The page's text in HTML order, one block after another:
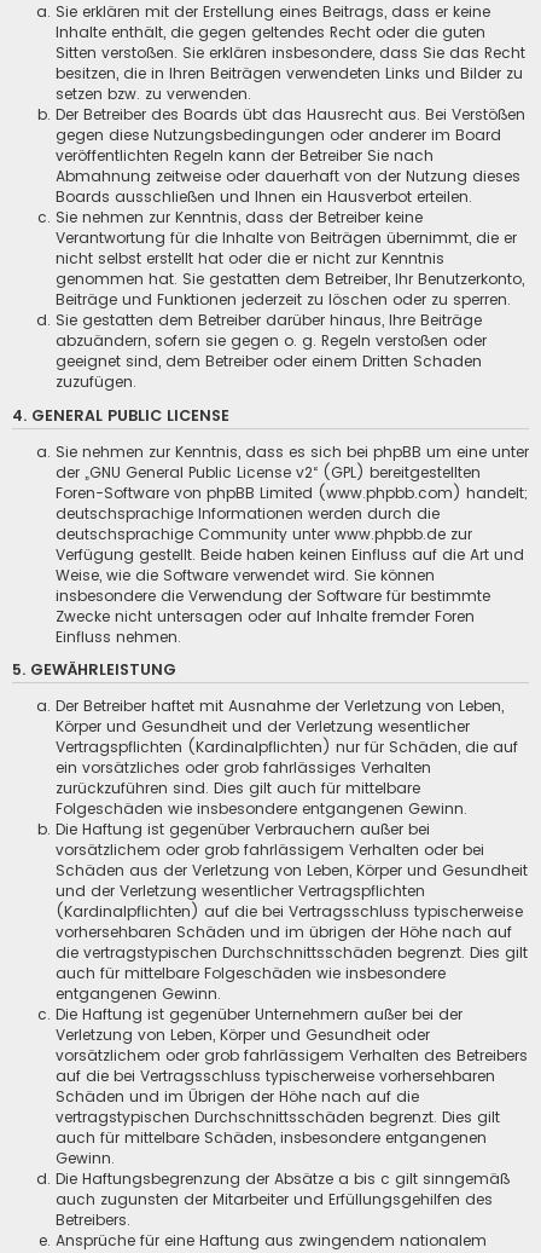
Sie erklären mit der Erstellung eines Beitrags, dass er keine
Inhalte enthält, die gegen geltendes Recht oder die guten
Sitten verstoßen. Sie erklären insbesondere, dass Sie das Recht
besitzen, die in Ihren Beiträgen verwendeten Links und Bilder zu
setzen bzw. zu verwenden.
Der Betreiber des Boards übt das Hausrecht aus. Bei Verstößen
gegen diese Nutzungsbedingungen oder anderer im Board
veröffentlichten Regeln kann der Betreiber Sie nach
Abmahnung zeitweise oder dauerhaft von der Nutzung dieses
Boards ausschließen und Ihnen ein Hausverbot erteilen.
Sie nehmen zur Kenntnis, dass der Betreiber keine
Verantwortung für die Inhalte von Beiträgen übernimmt, die er
nicht selbst erstellt hat oder die er nicht zur Kenntnis
genommen hat. Sie gestatten dem Betreiber, Ihr Benutzerkonto,
Beiträge und Funktionen jederzeit zu löschen oder zu sperren.
Sie gestatten dem Betreiber darüber hinaus, Ihre Beiträge
abzuändern, sofern sie gegen o. g. Regeln verstoßen oder
geeignet sind, dem Betreiber oder einem Dritten Schaden
zuzufügen.
4. GENERAL PUBLIC LICENSE
Sie nehmen zur Kenntnis, dass es sich bei phpBB um eine unter
der „GNU General Public License v2“ (GPL) bereitgestellten
Foren-Software von phpBB Limited (www.phpbb.com) handelt;
deutschsprachige Informationen werden durch die
deutschsprachige Community unter www.phpbb.de zur
Verfügung gestellt. Beide haben keinen Einfluss auf die Art und
Weise, wie die Software verwendet wird. Sie können
insbesondere die Verwendung der Software für bestimmte
Zwecke nicht untersagen oder auf Inhalte fremder Foren
Einfluss nehmen.
5. GEWÄHRLEISTUNG
Der Betreiber haftet mit Ausnahme der Verletzung von Leben,
Körper und Gesundheit und der Verletzung wesentlicher
Vertragspflichten (Kardinalpflichten) nur für Schäden, die auf
ein vorsätzliches oder grob fahrlässiges Verhalten
zurückzuführen sind. Dies gilt auch für mittelbare
Folgeschäden wie insbesondere entgangenen Gewinn.
Die Haftung ist gegenüber Verbrauchern außer bei
vorsätzlichem oder grob fahrlässigem Verhalten oder bei
Schäden aus der Verletzung von Leben, Körper und Gesundheit
und der Verletzung wesentlicher Vertragspflichten
(Kardinalpflichten) auf die bei Vertragsschluss typischerweise
vorhersehbaren Schäden und im übrigen der Höhe nach auf
die vertragstypischen Durchschnittsschäden begrenzt. Dies gilt
auch für mittelbare Folgeschäden wie insbesondere
entgangenen Gewinn.
Die Haftung ist gegenüber Unternehmern außer bei der
Verletzung von Leben, Körper und Gesundheit oder
vorsätzlichem oder grob fahrlässigem Verhalten des Betreibers
auf die bei Vertragsschluss typischerweise vorhersehbaren
Schäden und im Übrigen der Höhe nach auf die
vertragstypischen Durchschnittsschäden begrenzt. Dies gilt
auch für mittelbare Schäden, insbesondere entgangenen
Gewinn.
Die Haftungsbegrenzung der Absätze a bis c gilt sinngemäß
auch zugunsten der Mitarbeiter und Erfüllungsgehilfen des
Betreibers.
Ansprüche für eine Haftung aus zwingendem nationalem